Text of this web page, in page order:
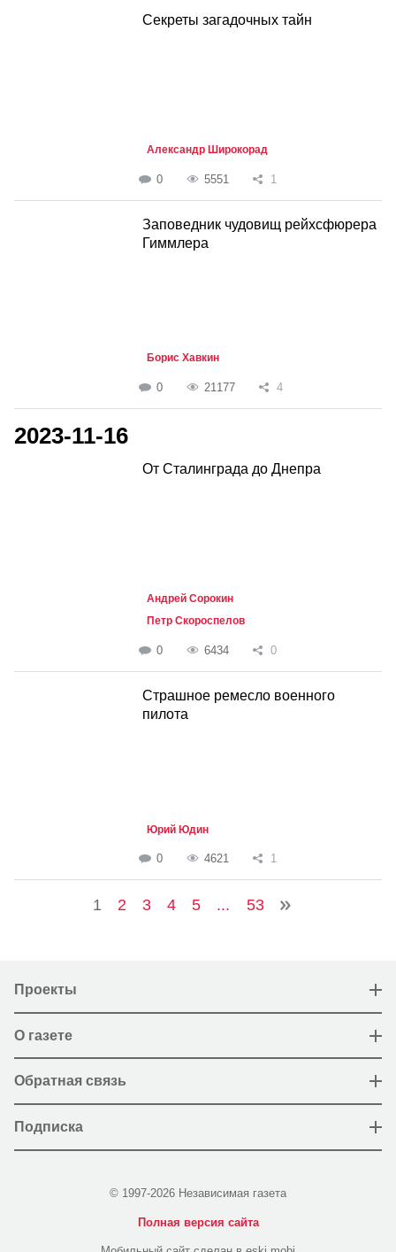
Секреты загадочных тайн
Александр Широкорад
0 5551 1
Заповедник чудовищ рейхсфюрера
Гиммлера
Борис Хавкин
0 21177 4
2023-11-16
От Сталинграда до Днепра
Андрей Сорокин
Петр Скороспелов
0 6434 0
Страшное ремесло военного
пилота
Юрий Юдин
0 4621 1
1 2 3 4 5 ... 53
Проекты
О газете
Обратная связь
Подписка
© 1997-2026 Независимая газета
Полная версия сайта